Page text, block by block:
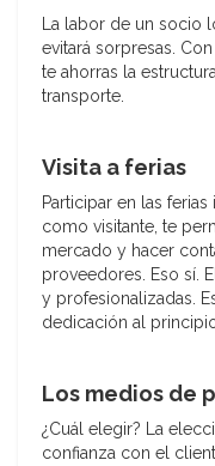
La labor de un socio
evitará sorpresas.
te ahorras la
transporte.
Visita a ferias
Participar en las
como visitante, te
mercado y hacer
proveedores. Eso sí.
y profesionalizadas.
dedicación al
Los medios de
¿Cuál elegir? La
confianza con el